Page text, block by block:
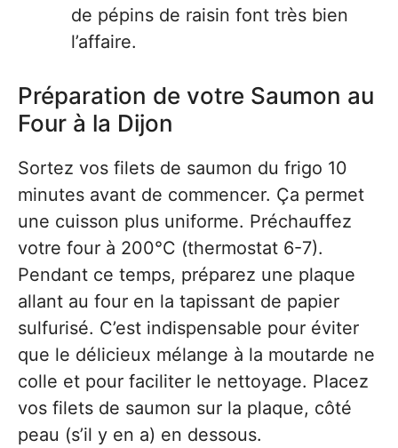
de pépins de raisin font très bien
l’affaire.
Préparation de votre Saumon au
Four à la Dijon
Sortez vos filets de saumon du frigo 10
minutes avant de commencer. Ça permet
une cuisson plus uniforme. Préchauffez
votre four à 200°C (thermostat 6-7).
Pendant ce temps, préparez une plaque
allant au four en la tapissant de papier
sulfurisé. C’est indispensable pour éviter
que le délicieux mélange à la moutarde ne
colle et pour faciliter le nettoyage. Placez
vos filets de saumon sur la plaque, côté
peau (s’il y en a) en dessous.